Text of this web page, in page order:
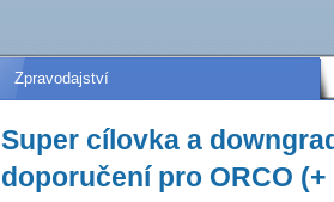
Zpravodajství
Super cílovka a
doporučení pro ORCO